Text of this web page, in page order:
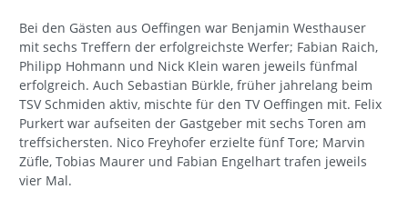
Bei den Gästen aus Oeffingen war Benjamin Westhauser
mit sechs Treffern der erfolgreichste Werfer; Fabian Raich,
Philipp Hohmann und Nick Klein waren jeweils fünfmal
erfolgreich. Auch Sebastian Bürkle, früher jahrelang beim
TSV Schmiden aktiv, mischte für den TV Oeffingen mit. Felix
Purkert war aufseiten der Gastgeber mit sechs Toren am
treffsichersten. Nico Freyhofer erzielte fünf Tore; Marvin
Züfle, Tobias Maurer und Fabian Engelhart trafen jeweils
vier Mal.